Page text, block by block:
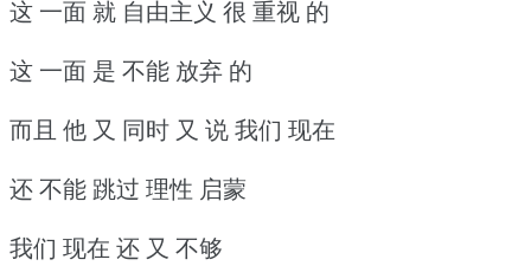
这 一面 就 自由主义 很 重视 的
这 一面 是 不能 放弃 的
而且 他 又 同时 又 说 我们 现在
还 不能 跳过 理性 启蒙
我们 现在 还 又 不够